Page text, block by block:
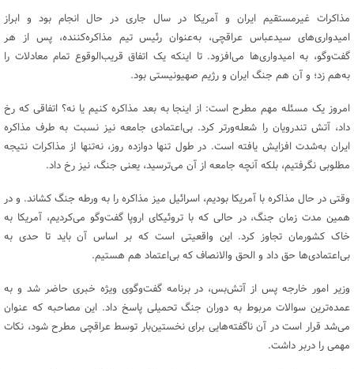
مذاکرات غیرمستقیم ایران و آمریکا در سال جاری در حال انجام بود و ابراز
امیدواری‌های سیدعباس عراقچی، به‌عنوان رئیس تیم مذاکره‌کننده، پس از هر
گفت‌وگو، به امیدواری‌ها می‌افزود. تا اینکه یک اتفاق قریب‌الوقوع تمام معادلات را
به‌هم زد؛ و آن هم جنگ ایران و رژیم صهیونیستی بود.
امروز یک مسئله مهم مطرح است: از اینجا به بعد مذاکره کنیم یا نه؟ اتفاقی که رخ
داد، آتش تندرویان را شعله‌ورتر کرد. بی‌اعتمادی جامعه نیز نسبت به طرف مذاکره
ایران به‌شدت افزایش یافته است. در طول تنها دوازده روز، نه‌تنها از مذاکرات نتیجه
مطلوبی نگرفتیم، بلکه آنچه جامعه از آن می‌ترسید، یعنی جنگ، نیز رخ داد.
وقتی در حال مذاکره با آمریکا بودیم، اسرائیل میز مذاکره را به ورطه جنگ کشاند. و در
همین مدت زمان جنگ، در حالی که با تروئیکای اروپا گفت‌وگو می‌کردیم، آمریکا به
خاک کشورمان تجاوز کرد. این واقعیتی است که بر اساس آن باید تا حدی به
بی‌اعتمادی‌ها حق داد و الحق والانصاف که بی‌اعتماد هم هستیم.
وزیر امور خارجه پس از آتش‌بس، در برنامه گفت‌وگوی ویژه خبری حاضر شد و به
عمده‌ترین سوالات مربوط به دوران جنگ تحمیلی پاسخ داد. این مصاحبه که عنوان
می‌شد قرار است در آن ناگفته‌هایی برای نخستین‌بار توسط عراقچی مطرح شود، نکات
مهمی را دربر داشت.